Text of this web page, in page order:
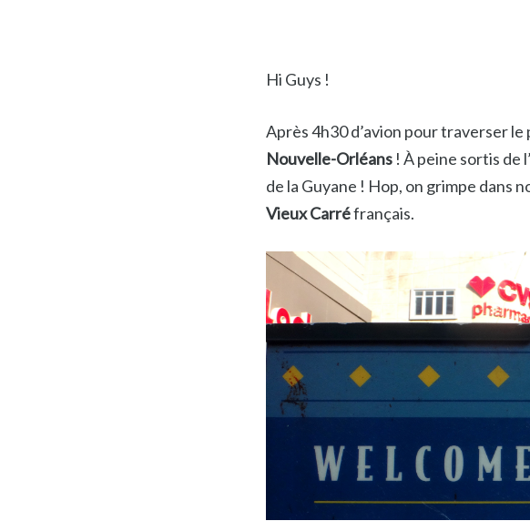
Hi Guys !
Après 4h30 d’avion pour traverser le
Nouvelle-Orléans ! À peine sortis de
de la Guyane ! Hop, on grimpe
Vieux Carréfrançais.